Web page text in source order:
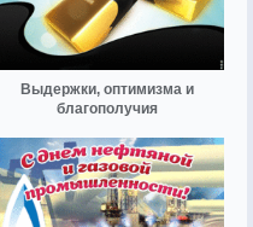
Выдержки, оптимизма и
благополучия